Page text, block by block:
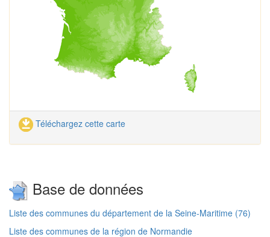
Téléchargez cette carte
Base de données
Liste des communes du département de la Seine-Maritime (76)
Liste des communes de la région de Normandie